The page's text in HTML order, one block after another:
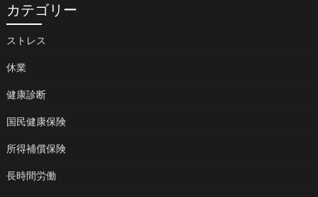
カテゴリー
ストレス
休業
健康診断
国民健康保険
所得補償保険
長時間労働